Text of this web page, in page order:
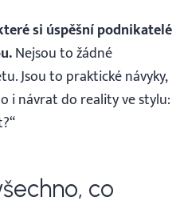
si úspěšní podnikatelé
Nejsou to žádné
Jsou to praktické návyky,
i návrat do reality ve stylu:
co